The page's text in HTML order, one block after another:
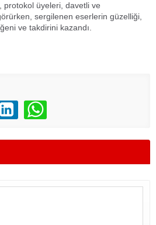
protokol üyeleri, davetli ve
sergilenen eserlerin güzelliği,
ve takdirini kazandı.